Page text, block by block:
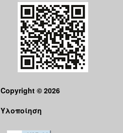
Copyright © 2026
Υλοποίηση